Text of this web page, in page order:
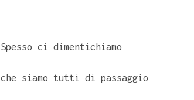
Spesso ci dimentichiamo
che siamo tutti di passaggio